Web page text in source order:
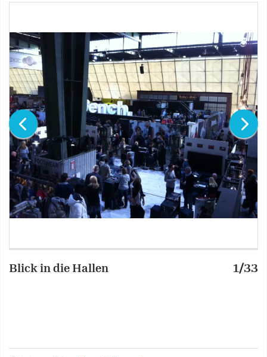
Blick in die Hallen 1/33